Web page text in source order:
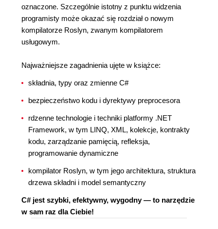
oznaczone. Szczególnie istotny z punktu widzenia
programisty może okazać się rozdział o nowym
kompilatorze Roslyn, zwanym kompilatorem
usługowym.
Najważniejsze zagadnienia ujęte w książce:
składnia, typy oraz zmienne C#
bezpieczeństwo kodu i dyrektywy preprocesora
rdzenne technologie i techniki platformy .NET
Framework, w tym LINQ, XML, kolekcje, kontrakty
kodu, zarządzanie pamięcią, refleksja,
programowanie dynamiczne
kompilator Roslyn, w tym jego architektura, struktura
drzewa składni i model semantyczny
C# jest szybki, efektywny, wygodny — to narzędzie
w sam raz dla Ciebie!